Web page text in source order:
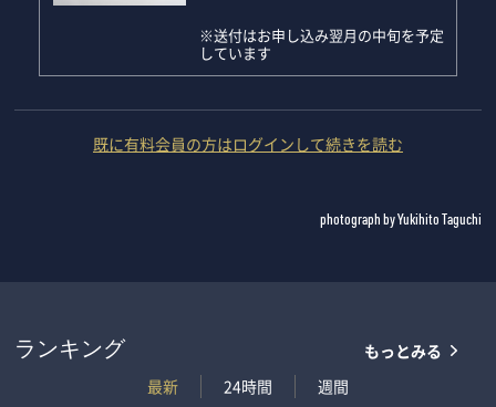
※送付はお申し込み翌月の中旬を予定
しています
既に有料会員の方はログインして続きを読む
photograph by Yukihito Taguchi
ランキング
最新
24時間 週間
もっとみる